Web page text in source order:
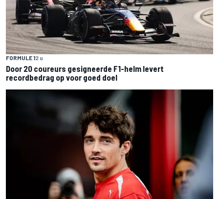
FORMULE 12 u
Door 20 coureurs gesigneerde F1-helm levert
recordbedrag op voor goed doel